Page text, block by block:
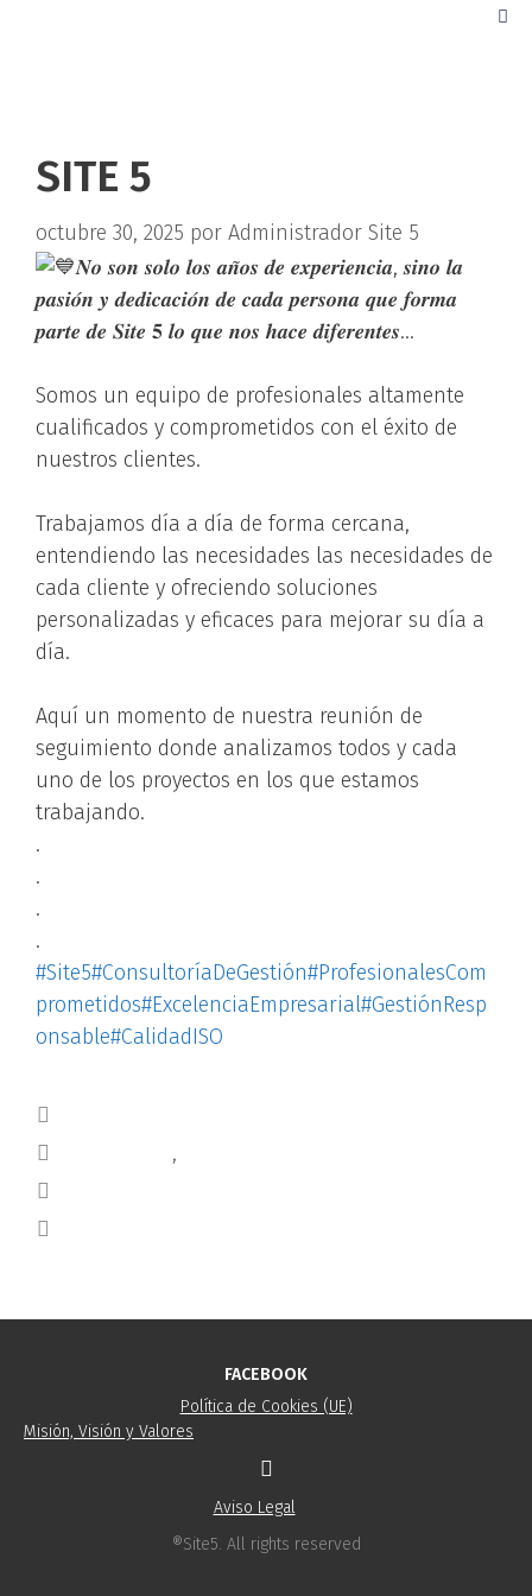
SITE 5
octubre 30, 2025 por Administrador Site 5
𝑵𝒐 𝒔𝒐𝒏 𝒔𝒐𝒍𝒐 𝒍𝒐𝒔 𝒂𝒏̃𝒐𝒔 𝒅𝒆 𝒆𝒙𝒑𝒆𝒓𝒊𝒆𝒏𝒄𝒊𝒂, 𝒔𝒊𝒏𝒐 𝒍𝒂
𝒑𝒂𝒔𝒊𝒐́𝒏 𝒚 𝒅𝒆𝒅𝒊𝒄𝒂𝒄𝒊𝒐́𝒏 𝒅𝒆 𝒄𝒂𝒅𝒂 𝒑𝒆𝒓𝒔𝒐𝒏𝒂 𝒒𝒖𝒆 𝒇𝒐𝒓𝒎𝒂
𝒑𝒂𝒓𝒕𝒆 𝒅𝒆 𝑺𝒊𝒕𝒆 𝟓 𝒍𝒐 𝒒𝒖𝒆 𝒏𝒐𝒔 𝒉𝒂𝒄𝒆 𝒅𝒊𝒇𝒆𝒓𝒆𝒏𝒕𝒆𝒔…
Somos un equipo de profesionales altamente
cualificados y comprometidos con el éxito de
nuestros clientes.
Trabajamos día a día de forma cercana,
entendiendo las necesidades las necesidades de
cada cliente y ofreciendo soluciones
personalizadas y eficaces para mejorar su día a
día.
Aquí un momento de nuestra reunión de
seguimiento donde analizamos todos y cada
uno de los proyectos en los que estamos
trabajando.
.
.
.
.
#Site5#ConsultoríaDeGestión#ProfesionalesCom
prometidos#ExcelenciaEmpresarial#GestiónResp
onsable#CalidadISO
,
®Site5. All rights reserved
Aviso Legal
Misión, Visión y Valores
Política de Cookies (UE)
FACEBOOK